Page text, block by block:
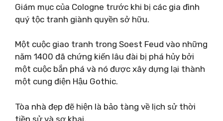
Giám mục của Cologne trước khi bị các gia đình
quý tộc tranh giành quyền sở hữu.
Một cuộc giao tranh trong Soest Feud vào những
năm 1400 đã chứng kiến ​​lâu đài bị phá hủy bởi
một cuộc bắn phá và nó được xây dựng lại thành
một cung điện Hậu Gothic.
Tòa nhà đẹp đẽ hiện là bảo tàng về lịch sử thời
tiền sử và sơ khai.